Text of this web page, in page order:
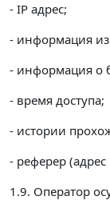
- IP адрес;
- информация из
- информация о
- время доступа;
- истории
- реферер
1.9. Оператор